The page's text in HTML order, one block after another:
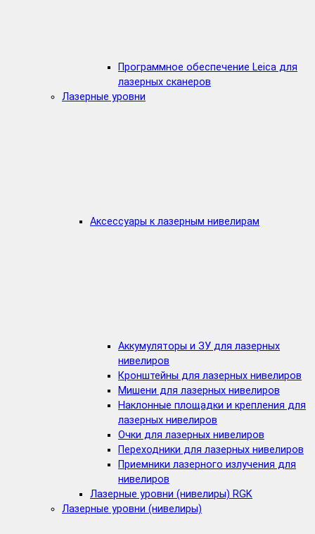
Программное обеспечение Leica для
лазерных сканеров
Лазерные уровни
Аксессуары к лазерным нивелирам
Аккумуляторы и ЗУ для лазерных
нивелиров
Кронштейны для лазерных нивелиров
Мишени для лазерных нивелиров
Наклонные площадки и крепления для
лазерных нивелиров
Очки для лазерных нивелиров
Переходники для лазерных нивелиров
Приемники лазерного излучения для
нивелиров
Лазерные уровни (нивелиры) RGK
Лазерные уровни (нивелиры)